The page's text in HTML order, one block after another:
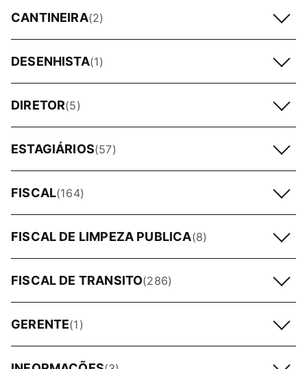
CANTINEIRA(2)
DESENHISTA(1)
DIRETOR(5)
ESTAGIÁRIOS(57)
FISCAL(164)
FISCAL DE LIMPEZA PUBLICA(8)
FISCAL DE TRANSITO(286)
GERENTE(1)